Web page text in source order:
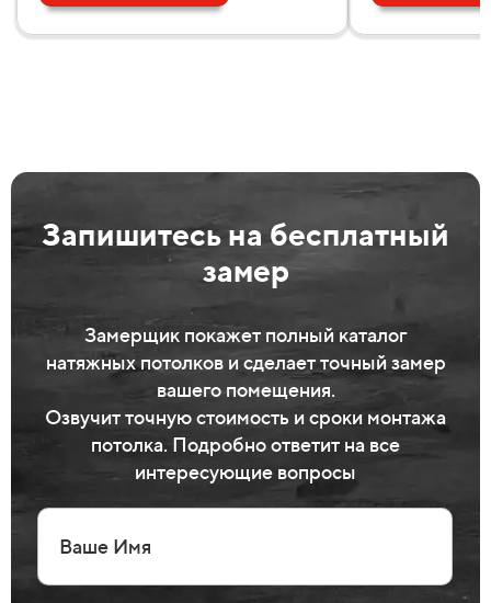
Запишитесь на бесплатный
замер
Замерщик покажет полный каталог
натяжных потолков и сделает точный замер
вашего помещения.
Озвучит точную стоимость и сроки монтажа
потолка. Подробно ответит на все
интересующие вопросы